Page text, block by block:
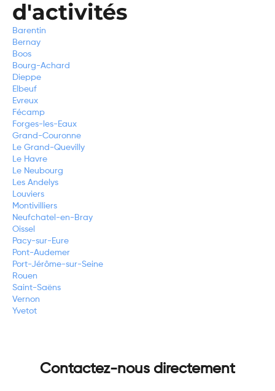
d'activités
Barentin
Bernay
Boos
Bourg-Achard
Dieppe
Elbeuf
Evreux
Fécamp
Forges-les-Eaux
Grand-Couronne
Le Grand-Quevilly
Le Havre
Le Neubourg
Les Andelys
Louviers
Montivilliers
Neufchatel-en-Bray
Oissel
Pacy-sur-Eure
Pont-Audemer
Port-Jérôme-sur-Seine
Rouen
Saint-Saëns
Vernon
Yvetot
Contactez-nous directement